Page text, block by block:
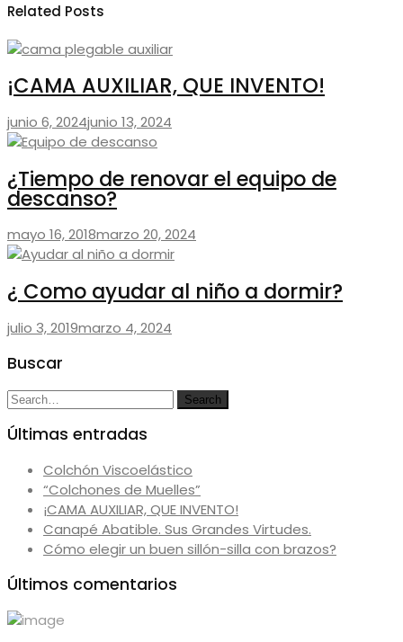
Related Posts
¡CAMA AUXILIAR, QUE INVENTO!
junio 6, 2024junio 13, 2024
¿Tiempo de renovar el equipo de
descanso?
mayo 16, 2018marzo 20, 2024
¿ Como ayudar al niño a dormir?
julio 3, 2019marzo 4, 2024
Buscar
Search
Search
Últimas entradas
Colchón Viscoelástico
“Colchones de Muelles”
¡CAMA AUXILIAR, QUE INVENTO!
Canapé Abatible. Sus Grandes Virtudes.
Cómo elegir un buen sillón-silla con brazos?
Últimos comentarios